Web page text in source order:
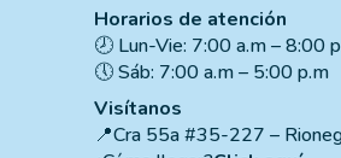
Horarios de atención
🕗 Lun-Vie: 7:00 a.m – 8:00
🕔 Sáb: 7:00 a.m – 5:00 p.m
Visítanos
📍Cra 55a #35-227 –